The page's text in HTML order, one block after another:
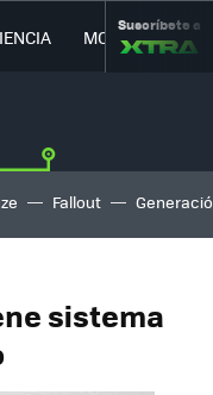
MOVILIDAD
Suscríbete a
Fallout
sistema